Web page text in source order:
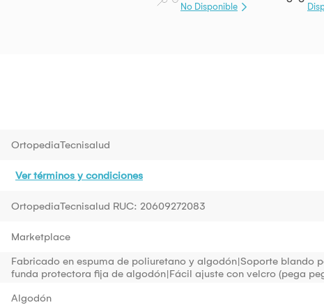
No Disponible
OrtopediaTecnisalud
Ver términos y condiciones
OrtopediaTecnisalud RUC: 20609272083
Marketplace
Fabricado en espuma de poliuretano y algodón|Soporte blando
funda protectora fija de algodón|Fácil ajuste con velcro (pega
Algodón